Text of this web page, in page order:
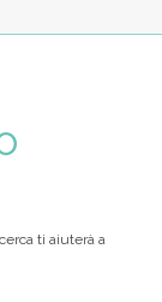
ti aiuterà a